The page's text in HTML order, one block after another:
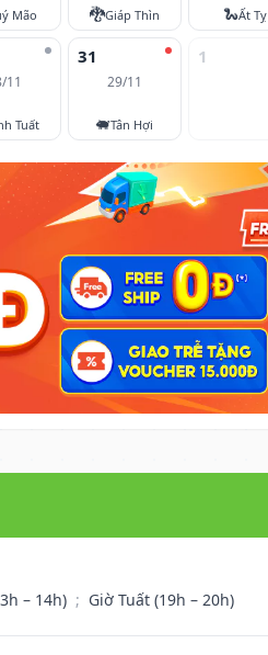
Mão 🐉Giáp Thìn 🐍Ất Tỵ
11
Tuất
31
29/11
🐖Tân Hợi
1
– 14h) ; Giờ Tuất (19h – 20h)